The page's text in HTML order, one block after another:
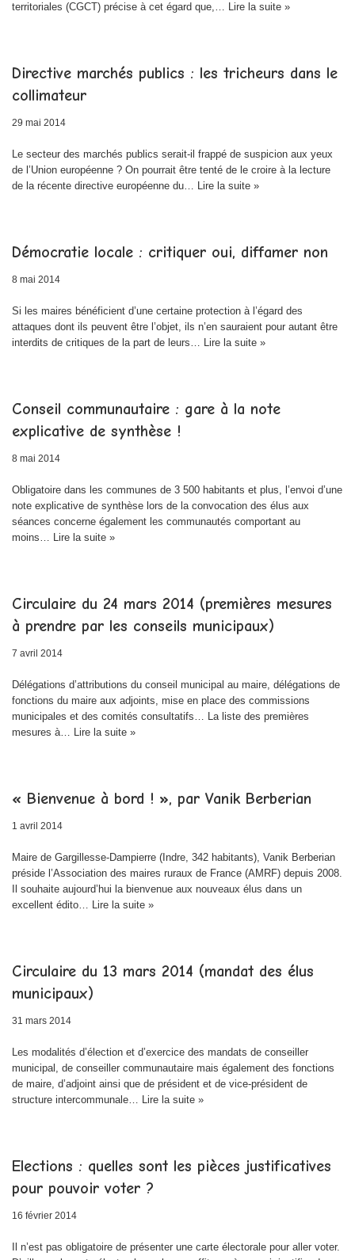
territoriales (CGCT) précise à cet égard que,… Lire la suite »
Directive marchés publics : les tricheurs dans le
collimateur
29 mai 2014
Le secteur des marchés publics serait-il frappé de suspicion aux yeux
de l’Union européenne ? On pourrait être tenté de le croire à la lecture
de la récente directive européenne du… Lire la suite »
Démocratie locale : critiquer oui, diffamer non
8 mai 2014
Si les maires bénéficient d’une certaine protection à l’égard des
attaques dont ils peuvent être l’objet, ils n’en sauraient pour autant être
interdits de critiques de la part de leurs… Lire la suite »
Conseil communautaire : gare à la note
explicative de synthèse !
8 mai 2014
Obligatoire dans les communes de 3 500 habitants et plus, l’envoi d’une
note explicative de synthèse lors de la convocation des élus aux
séances concerne également les communautés comportant au
moins… Lire la suite »
Circulaire du 24 mars 2014 (premières mesures
à prendre par les conseils municipaux)
7 avril 2014
Délégations d’attributions du conseil municipal au maire, délégations de
fonctions du maire aux adjoints, mise en place des commissions
municipales et des comités consultatifs… La liste des premières
mesures à… Lire la suite »
« Bienvenue à bord ! », par Vanik Berberian
1 avril 2014
Maire de Gargillesse-Dampierre (Indre, 342 habitants), Vanik Berberian
préside l’Association des maires ruraux de France (AMRF) depuis 2008.
Il souhaite aujourd’hui la bienvenue aux nouveaux élus dans un
excellent édito… Lire la suite »
Circulaire du 13 mars 2014 (mandat des élus
municipaux)
31 mars 2014
Les modalités d’élection et d’exercice des mandats de conseiller
municipal, de conseiller communautaire mais également des fonctions
de maire, d’adjoint ainsi que de président et de vice-président de
structure intercommunale… Lire la suite »
Elections : quelles sont les pièces justificatives
pour pouvoir voter ?
16 février 2014
Il n’est pas obligatoire de présenter une carte électorale pour aller voter.